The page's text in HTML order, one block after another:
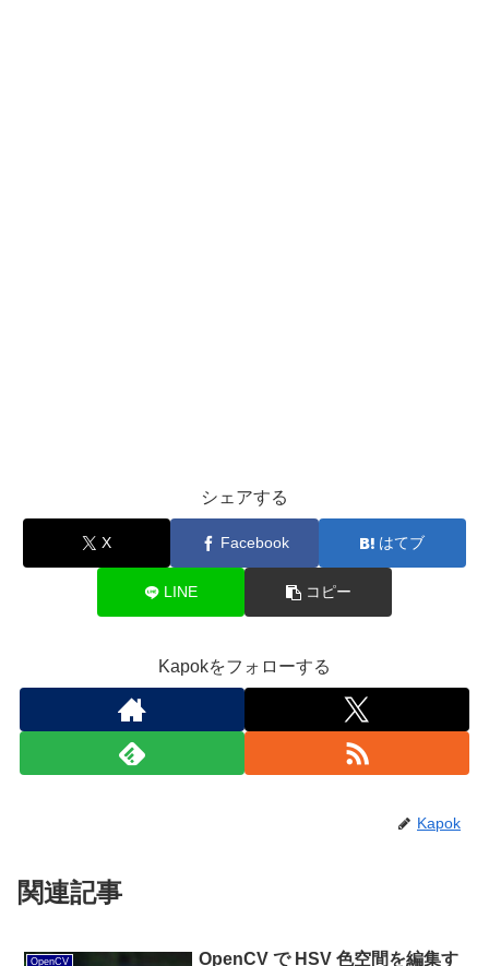
シェアする
X Facebook はてブ
LINE コピー
Kapokをフォローする
Kapok
関連記事
OpenCV
OpenCV で HSV 色空間を編集す